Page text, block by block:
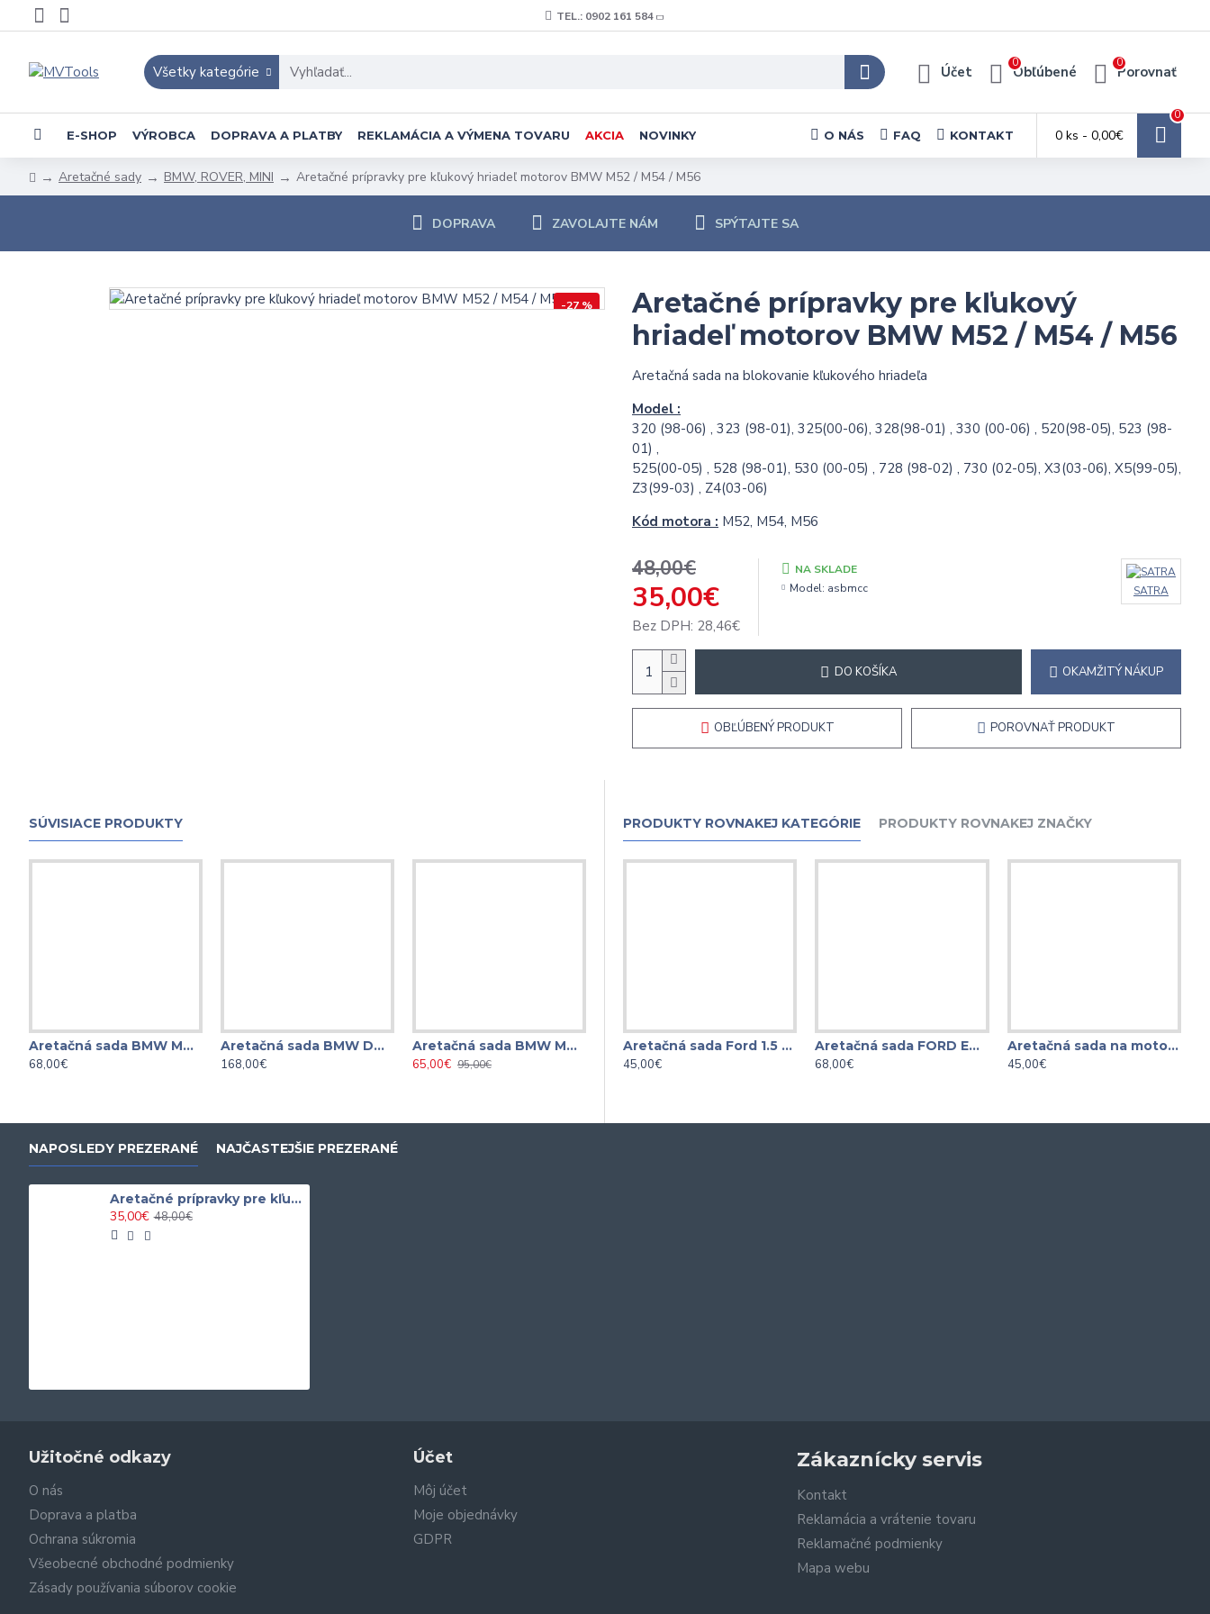
TEL.: 0902 161 584
Všetky kategórie Účet Obľúbené
0
Porovnať
0
E-SHOP VÝROBCA DOPRAVA A PLATBY REKLAMÁCIA A VÝMENA TOVARU AKCIA NOVINKY O NÁS FAQ KONTAKT 0 ks - 0,00€
0
Aretačné sady BMW, ROVER, MINI Aretačné prípravky pre kľukový hriadeľ motorov BMW M52 / M54 / M56
DOPRAVA ZAVOLAJTE NÁM SPÝTAJTE SA
-27 %
Aretačné prípravky pre kľukový
hriadeľ motorov BMW M52 / M54 / M56
Aretačná sada na blokovanie kľukového hriadeľa
Model :
320 (98-06) , 323 (98-01), 325(00-06), 328(98-01) , 330 (00-06) , 520(98-05), 523 (98-
01) ,
525(00-05) , 528 (98-01), 530 (00-05) , 728 (98-02) , 730 (02-05), X3(03-06), X5(99-05),
Z3(99-03) , Z4(03-06)
Kód motora : M52, M54, M56
35,00€
48,00€
Bez DPH: 28,46€
NA SKLADE
Model: asbmcc SATRA
DO KOŠÍKA OKAMŽITÝ NÁKUP
OBĽÚBENÝ PRODUKT POROVNAŤ PRODUKT
SÚVISIACE PRODUKTY
Aretačná sada BMW M42 / M43 / M44 / M50 / M52 / M54 / M56 NEILSEN
68,00€
Aretačná sada BMW DOUBLE VANOS M52, M54, M56
168,00€
Aretačná sada BMW M42 M44 M50 M52TU M54 M56
65,00€ 95,00€
Aretačná sada BMW DOUBLE VANOS M52TU, M54, M56
99,00€ 135,00€
PRODUKTY ROVNAKEJ KATEGÓRIE PRODUKTY ROVNAKEJ ZNAČKY
Aretačná sada Ford 1.5 Durate
45,00€
Aretačná sada FORD ECOBOOST 1.0L
68,00€
Aretačná sada na motory AUDI 2.5 RS3, Q3, TT
45,00€
NAPOSLEDY PREZERANÉ NAJČASTEJŠIE PREZERANÉ
Aretačné prípravky pre kľukový hriadeľ motorov BMW M52 / M54 / M56
35,00€ 48,00€
Užitočné odkazy
O nás
Doprava a platba
Ochrana súkromia
Všeobecné obchodné podmienky
Zásady používania súborov cookie
Účet
Môj účet
Moje objednávky
GDPR
Zákaznícky servis
Kontakt
Reklamácia a vrátenie tovaru
Reklamačné podmienky
Mapa webu